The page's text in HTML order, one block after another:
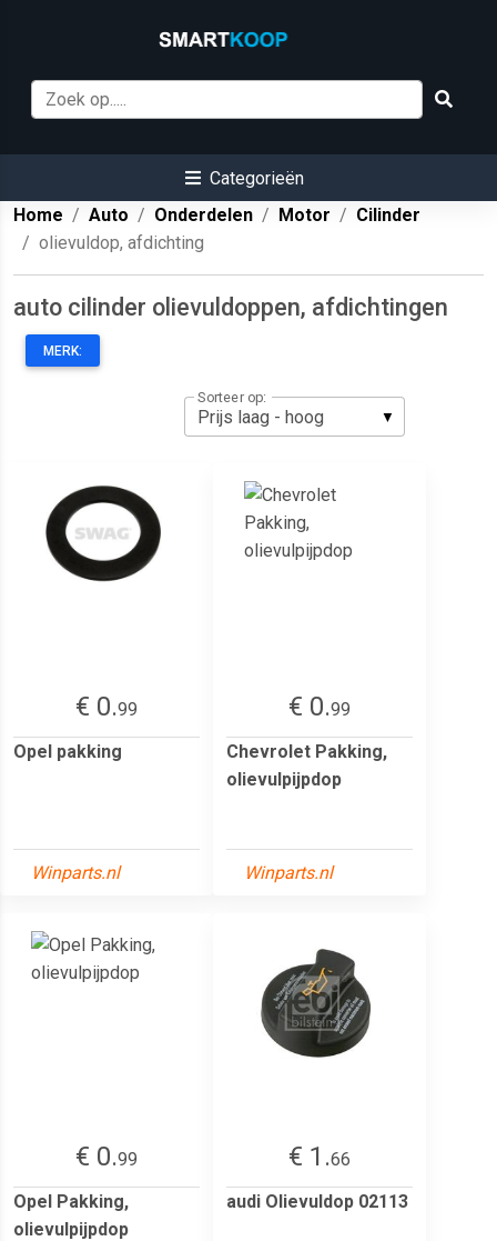
Categorieën
Home
Auto Onderdelen Motor
Cilinder
olievuldop, afdichting
auto cilinder olievuldoppen, afdichtingen
MERK:
Sorteer op:
€ 0.99
Opel pakking
Winparts.nl
€ 0.99
Chevrolet Pakking,
olievulpijpdop
Winparts.nl
€ 0.99
Opel Pakking,
olievulpijpdop
€ 1.66
audi Olievuldop 02113